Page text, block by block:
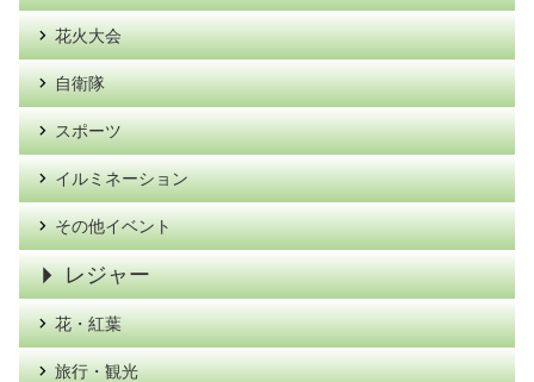
花火大会
自衛隊
スポーツ
イルミネーション
その他イベント
レジャー
花・紅葉
旅行・観光